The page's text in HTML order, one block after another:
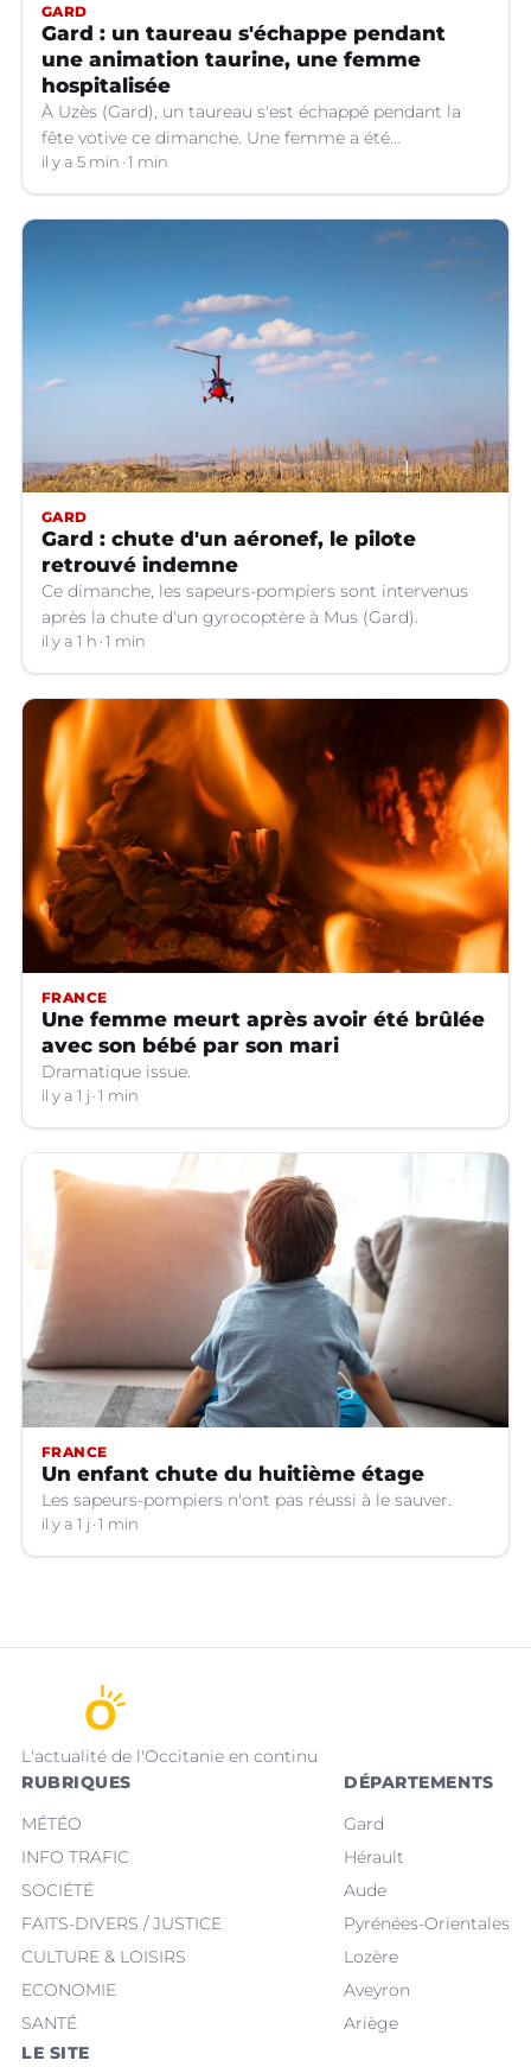
GARD
Gard : un taureau s'échappe pendant
une animation taurine, une femme
hospitalisée
À Uzès (Gard), un taureau s'est échappé pendant la
fête votive ce dimanche. Une femme a été
légèrement blessée et transportée à l'hôpital.
il y a 5 min 1 min
GARD
Gard : chute d'un aéronef, le pilote
retrouvé indemne
Ce dimanche, les sapeurs-pompiers sont intervenus
après la chute d'un gyrocoptère à Mus (Gard).
il y a 1 h 1 min
FRANCE
Une femme meurt après avoir été brûlée
avec son bébé par son mari
Dramatique issue.
il y a 1 j 1 min
FRANCE
Un enfant chute du huitième étage
Les sapeurs-pompiers n'ont pas réussi à le sauver.
il y a 1 j 1 min
L'actualité de l'Occitanie en continu
RUBRIQUES
MÉTÉO
INFO TRAFIC
SOCIÉTÉ
FAITS-DIVERS / JUSTICE
CULTURE & LOISIRS
ECONOMIE
SANTÉ
DÉPARTEMENTS
Gard
Hérault
Aude
Pyrénées-Orientales
Lozère
Aveyron
Ariège
LE SITE